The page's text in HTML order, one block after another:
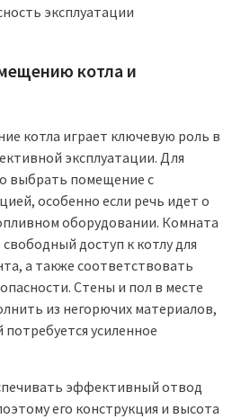
эксплуатации
котла и
котла играет ключевую роль в
эксплуатации. Для
выбрать помещение с
особенно если речь идет о
оборудовании. Комната
доступ к котлу для
а также соответствовать
Стены и пол в месте
из негорючих материалов,
усиленное
эффективный отвод
его конструкция и высота